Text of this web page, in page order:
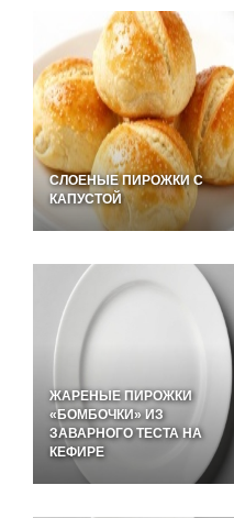
СЛОЕНЫЕ ПИРОЖКИ С
КАПУСТОЙ
ЖАРЕНЫЕ ПИРОЖКИ
«БОМБОЧКИ» ИЗ
ЗАВАРНОГО ТЕСТА НА
КЕФИРЕ